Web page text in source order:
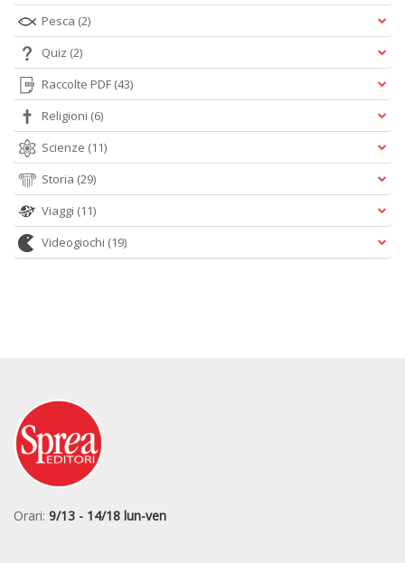
Pesca (2)
Quiz (2)
Raccolte PDF (43)
Religioni (6)
Scienze (11)
Storia (29)
Viaggi (11)
Videogiochi (19)
Orari: 9/13 - 14/18 lun-ven